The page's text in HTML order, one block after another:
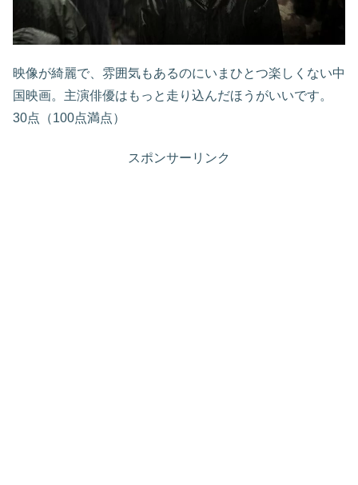
映像が綺麗で、雰囲気もあるのにいまひとつ楽しくない中
国映画。主演俳優はもっと走り込んだほうがいいです。
30点（100点満点）
スポンサーリンク